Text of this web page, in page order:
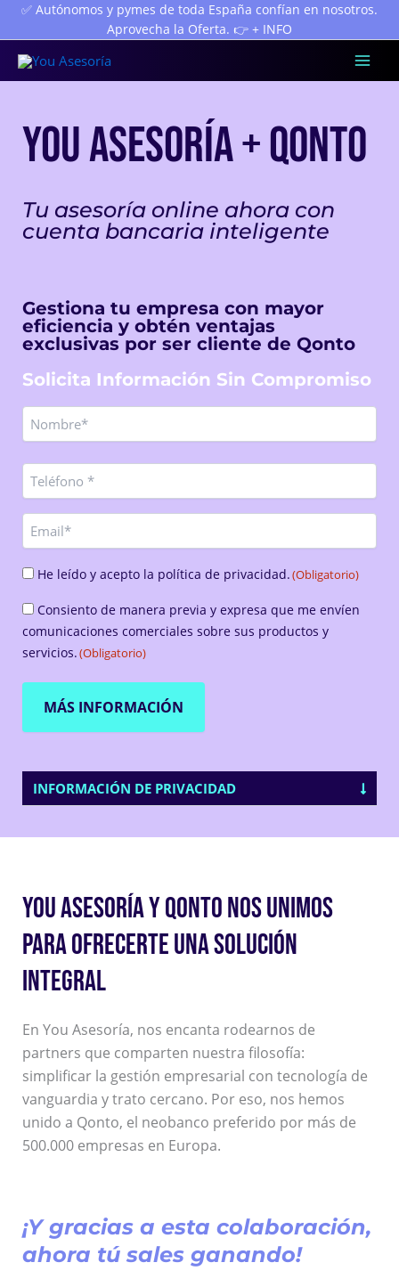
contenido
✅ Autónomos y pymes de toda España confían en nosotros.
Aprovecha la Oferta. 👉 + INFO
Main
YOU ASESORÍA + QONTO
Tu asesoría online ahora con
cuenta bancaria inteligente
Gestiona tu empresa con mayor
eficiencia y obtén ventajas
exclusivas por ser cliente de Qonto
Solicita Información Sin Compromiso
Nombre
(Obligatorio)
Nombre
Teléfono
(Obligatorio)
Email
Consentimiento
He leído y acepto la política de privacidad.(Obligatorio)
Consentimiento
(Obligatorio)
Consiento de manera previa y expresa que me envíen
comunicaciones comerciales sobre sus productos y
servicios.(Obligatorio)
INFORMACIÓN DE PRIVACIDAD
YOU ASESORÍA Y QONTO NOS UNIMOS
PARA OFRECERTE UNA SOLUCIÓN
INTEGRAL
En You Asesoría, nos encanta rodearnos de
partners que comparten nuestra filosofía:
simplificar la gestión empresarial con tecnología de
vanguardia y trato cercano. Por eso, nos hemos
unido a Qonto, el neobanco preferido por más de
500.000 empresas en Europa.
¡Y gracias a esta colaboración,
ahora tú sales ganando!